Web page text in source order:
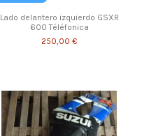
Lado delantero izquierdo GSXR
600 Téléfonica
250,00 €